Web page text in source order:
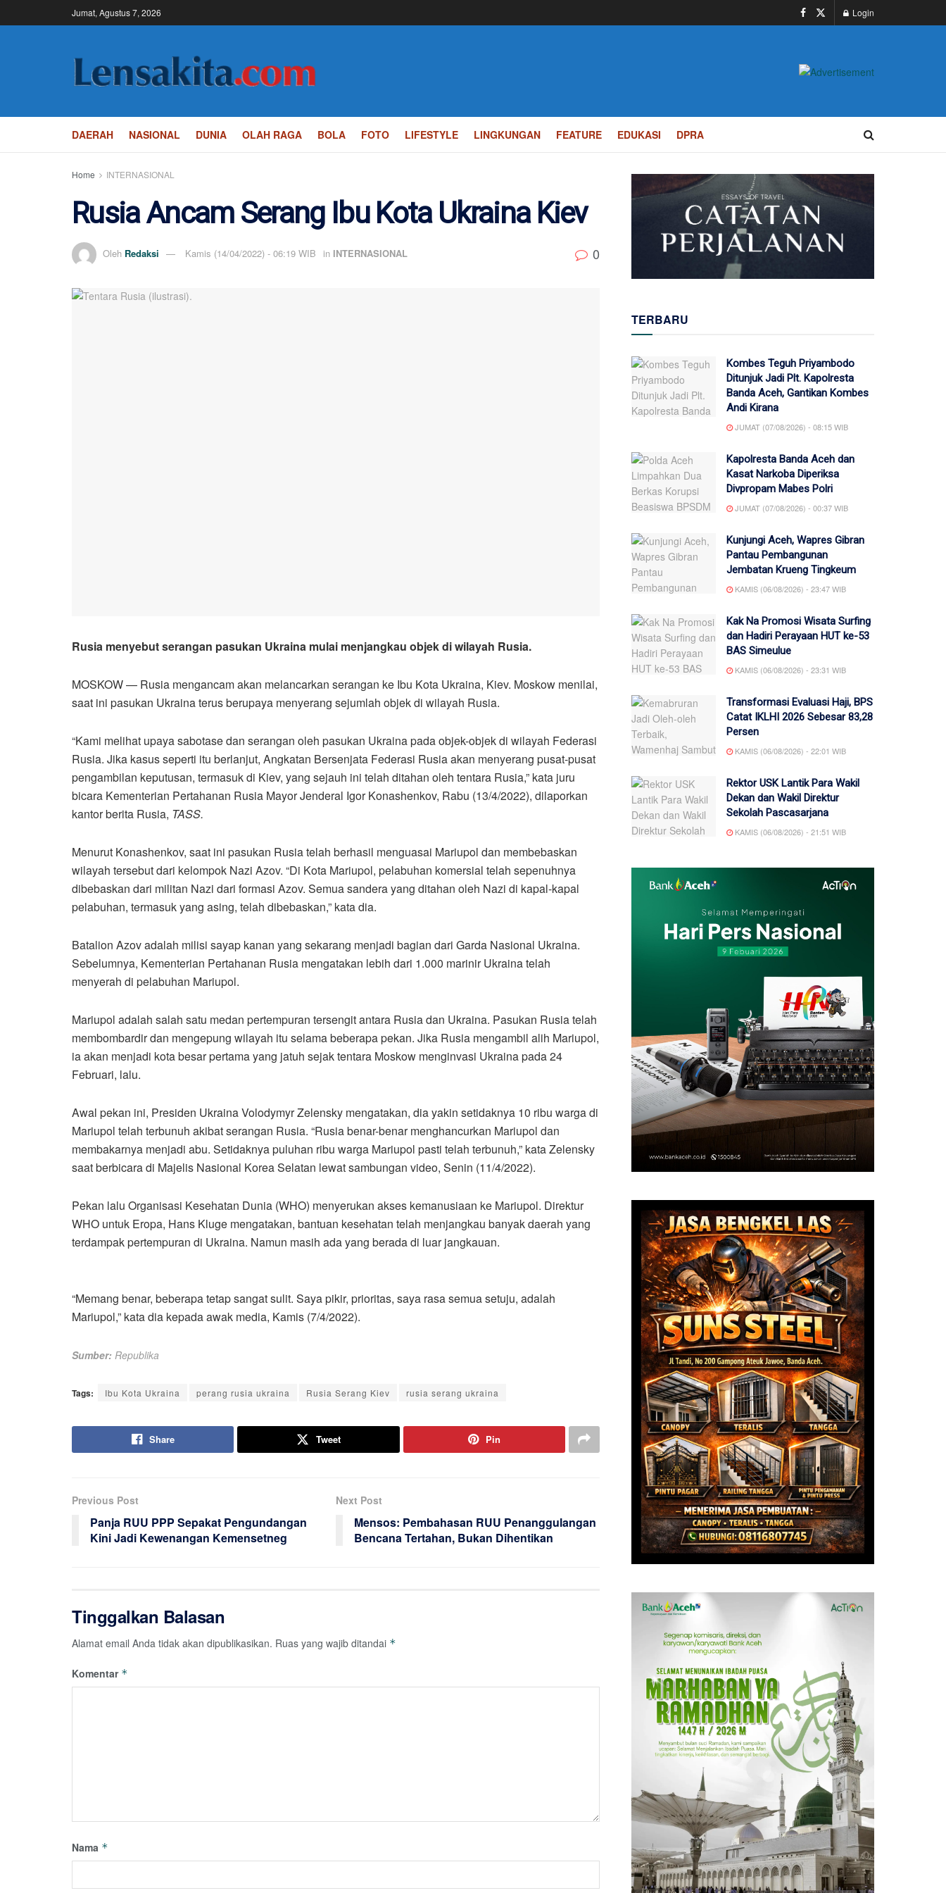
Jumat, Agustus 7, 2026 Login
DAERAH NASIONAL DUNIA OLAH RAGA BOLA FOTO LIFESTYLE LINGKUNGAN FEATURE EDUKASI DPRA
Home INTERNASIONAL
Rusia Ancam Serang Ibu Kota Ukraina Kiev
Oleh Redaksi Kamis (14/04/2022) - 06:19 WIB in INTERNASIONAL 0
Rusia menyebut serangan pasukan Ukraina mulai menjangkau objek di wilayah Rusia.
MOSKOW — Rusia mengancam akan melancarkan serangan ke Ibu Kota Ukraina, Kiev. Moskow menilai,
saat ini pasukan Ukraina terus berupaya menyerang sejumlah objek di wilayah Rusia.
“Kami melihat upaya sabotase dan serangan oleh pasukan Ukraina pada objek-objek di wilayah Federasi
Rusia. Jika kasus seperti itu berlanjut, Angkatan Bersenjata Federasi Rusia akan menyerang pusat-pusat
pengambilan keputusan, termasuk di Kiev, yang sejauh ini telah ditahan oleh tentara Rusia,” kata juru
bicara Kementerian Pertahanan Rusia Mayor Jenderal Igor Konashenkov, Rabu (13/4/2022), dilaporkan
kantor berita Rusia, TASS.
Menurut Konashenkov, saat ini pasukan Rusia telah berhasil menguasai Mariupol dan membebaskan
wilayah tersebut dari kelompok Nazi Azov. “Di Kota Mariupol, pelabuhan komersial telah sepenuhnya
dibebaskan dari militan Nazi dari formasi Azov. Semua sandera yang ditahan oleh Nazi di kapal-kapal
pelabuhan, termasuk yang asing, telah dibebaskan,” kata dia.
Batalion Azov adalah milisi sayap kanan yang sekarang menjadi bagian dari Garda Nasional Ukraina.
Sebelumnya, Kementerian Pertahanan Rusia mengatakan lebih dari 1.000 marinir Ukraina telah
menyerah di pelabuhan Mariupol.
Mariupol adalah salah satu medan pertempuran tersengit antara Rusia dan Ukraina. Pasukan Rusia telah
membombardir dan mengepung wilayah itu selama beberapa pekan. Jika Rusia mengambil alih Mariupol,
ia akan menjadi kota besar pertama yang jatuh sejak tentara Moskow menginvasi Ukraina pada 24
Februari, lalu.
Awal pekan ini, Presiden Ukraina Volodymyr Zelensky mengatakan, dia yakin setidaknya 10 ribu warga di
Mariupol telah terbunuh akibat serangan Rusia. “Rusia benar-benar menghancurkan Mariupol dan
membakarnya menjadi abu. Setidaknya puluhan ribu warga Mariupol pasti telah terbunuh,” kata Zelensky
saat berbicara di Majelis Nasional Korea Selatan lewat sambungan video, Senin (11/4/2022).
Pekan lalu Organisasi Kesehatan Dunia (WHO) menyerukan akses kemanusiaan ke Mariupol. Direktur
WHO untuk Eropa, Hans Kluge mengatakan, bantuan kesehatan telah menjangkau banyak daerah yang
terdampak pertempuran di Ukraina. Namun masih ada yang berada di luar jangkauan.
“Memang benar, beberapa tetap sangat sulit. Saya pikir, prioritas, saya rasa semua setuju, adalah
Mariupol,” kata dia kepada awak media, Kamis (7/4/2022).
Sumber: Republika
Tags: Ibu Kota Ukraina perang rusia ukraina Rusia Serang Kiev rusia serang ukraina
Share Tweet Pin
Previous Post
Panja RUU PPP Sepakat Pengundangan
Kini Jadi Kewenangan Kemensetneg
Next Post
Mensos: Pembahasan RUU Penanggulangan
Bencana Tertahan, Bukan Dihentikan
Tinggalkan Balasan
Alamat email Anda tidak akan dipublikasikan. Ruas yang wajib ditandai *
Komentar *
Nama *
TERBARU
Kombes Teguh Priyambodo
Ditunjuk Jadi Plt. Kapolresta
Banda Aceh, Gantikan Kombes
Andi Kirana
JUMAT (07/08/2026) - 08:15 WIB
Kapolresta Banda Aceh dan
Kasat Narkoba Diperiksa
Divpropam Mabes Polri
JUMAT (07/08/2026) - 00:37 WIB
Kunjungi Aceh, Wapres Gibran
Pantau Pembangunan
Jembatan Krueng Tingkeum
KAMIS (06/08/2026) - 23:47 WIB
Kak Na Promosi Wisata Surfing
dan Hadiri Perayaan HUT ke-53
BAS Simeulue
KAMIS (06/08/2026) - 23:31 WIB
Transformasi Evaluasi Haji, BPS
Catat IKLHI 2026 Sebesar 83,28
Persen
KAMIS (06/08/2026) - 22:01 WIB
Rektor USK Lantik Para Wakil
Dekan dan Wakil Direktur
Sekolah Pascasarjana
KAMIS (06/08/2026) - 21:51 WIB